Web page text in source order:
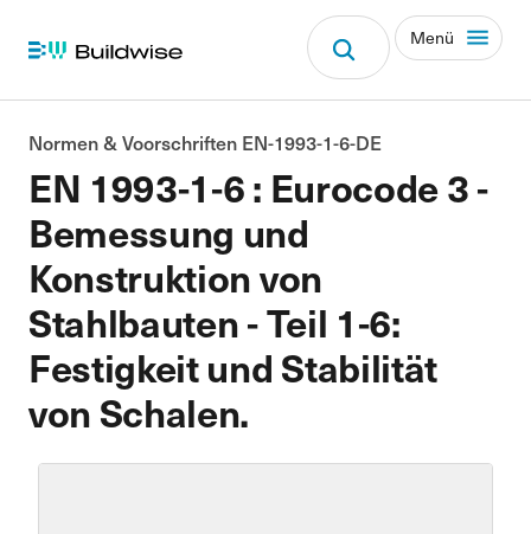
Menü
EN 1993-1-6 : Eurocode 3 -
Bemessung und
Konstruktion von
Stahlbauten - Teil 1-6:
Festigkeit und Stabilität
von Schalen.
Normen & Voorschriften EN-1993-1-6-DE